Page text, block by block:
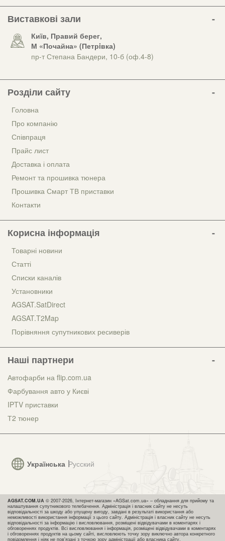
Виставкові зали
Київ, Правий берег,
М «Почайна» (Петрiвка)
пр-т Степана Бандери, 10-б (оф.4-8)
Українська Русский
Розділи сайту
Головна
Про компанію
Співпраця
Прайс лист
Доставка і оплата
Ремонт та прошивка тюнера
Прошивка Смарт ТВ приставки
Контакти
Корисна інформація
Товарні новини
Статті
Списки каналів
Установники
AGSAT.SatDirect
AGSAT.T2Map
Порівняння супутникових ресиверів
Наші партнери
Автофарби на flip.com.ua
Фарбування авто у Києві
IPTV приставки
Т2 тюнер
AGSAT.COM.UA © 2007-2026, Інтернет-магазин «AGSat.com.ua» – обладнання для прийому та
налаштування супутникового телебачення. Адміністрація і власник сайту не несуть
відповідальності за шкоду або упущену вигоду, завдані в результаті використання або
неможливості використання інформації з цього сайту. Адміністрація і власник сайту не несуть
відповідальності за інформацію і висловлювання, розміщені відвідувачами в коментарях і
обговореннях продуктів. Всі висловлювання і інформація, розміщені відвідувачами в коментарях
і обговореннях продуктів на цьому сайті, висловлюють точку зору виключно автора конкретного
повідомлення і ніяк не пов'язані з точкою зору адміністрації або власника сайту.